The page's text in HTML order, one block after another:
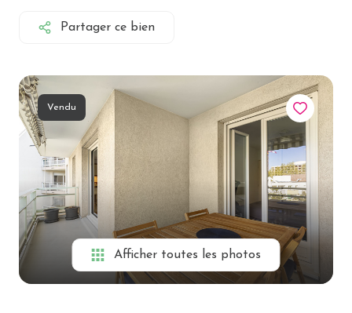
Notre
agence
Alerte
e-
mail
Biens
Partager ce bien
Vendu
Afficher toutes les photos